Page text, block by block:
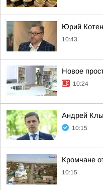
Юрий
10:43
Новое
10:24
Андрей
10:15
Кромчане
10:15